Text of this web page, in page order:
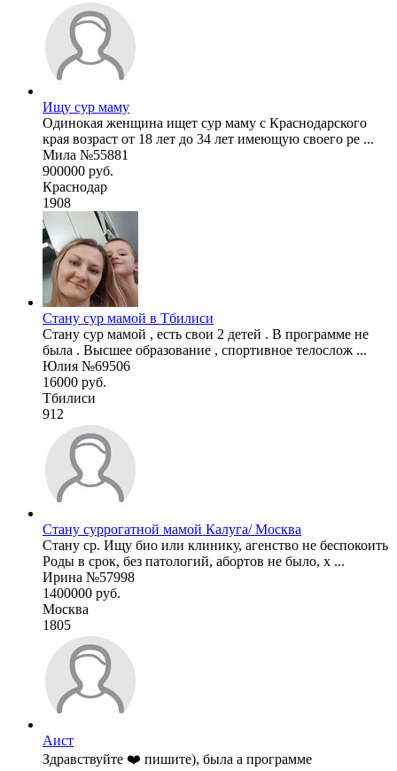
Ищу сур маму
Одинокая женщина ищет сур маму с Краснодарского
края возраст от 18 лет до 34 лет имеющую своего ре ...
Мила №55881
900000 руб.
Краснодар
1908
Стану сур мамой в Тбилиси
Стану сур мамой , есть свои 2 детей . В программе не
была . Высшее образование , спортивное телослож ...
Юлия №69506
16000 руб.
Тбилиси
912
Стану суррогатной мамой Калуга/ Москва
Стану ср. Ищу био или клинику, агенство не беспокоить
Роды в срок, без патологий, абортов не было, х ...
Ирина №57998
1400000 руб.
Москва
1805
Аист
Здравствуйте ❤️ пишите), была а программе